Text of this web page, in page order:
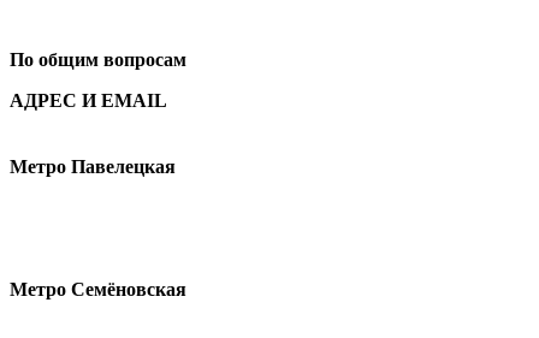
По общим вопросам
АДРЕС И EMAIL
Метро Павелецкая
Метро Семёновская